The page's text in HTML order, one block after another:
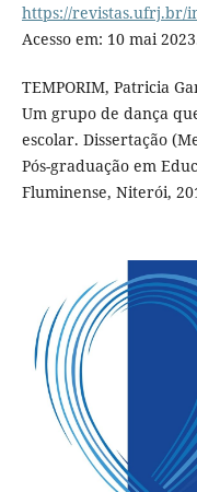
https://revistas.ufrj.br/
Acesso em: 10 mai
TEMPORIM, Patricia
Um grupo de dança
escolar. Dissertação
Pós-graduação em
Fluminense, Niterói,